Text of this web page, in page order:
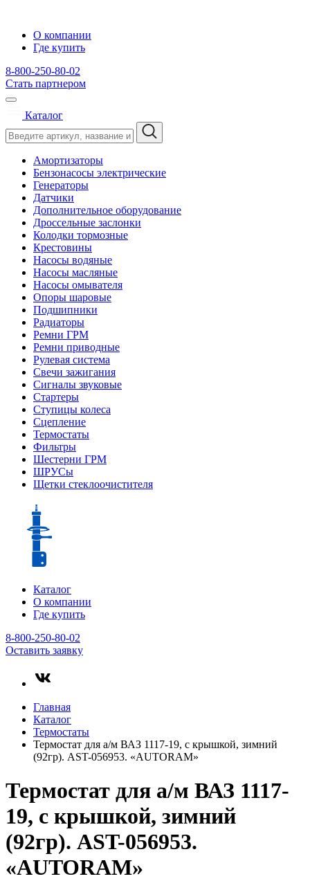
О компании
Где купить
8-800-250-80-02
Стать партнером
Каталог
Амортизаторы
Бензонасосы электрические
Генераторы
Датчики
Дополнительное оборудование
Дроссельные заслонки
Колодки тормозные
Крестовины
Насосы водяные
Насосы масляные
Насосы омывателя
Опоры шаровые
Подшипники
Радиаторы
Ремни ГРМ
Ремни приводные
Рулевая система
Свечи зажигания
Сигналы звуковые
Стартеры
Ступицы колеса
Сцепление
Термостаты
Фильтры
Шестерни ГРМ
ШРУСы
Щетки стеклоочистителя
Каталог
О компании
Где купить
8-800-250-80-02
Оставить заявку
Главная
Каталог
Термостаты
Термостат для а/м ВАЗ 1117-19, с крышкой, зимний
(92гр). AST-056953. «AUTORAM»
Термостат для а/м ВАЗ 1117-
19, с крышкой, зимний
(92гр). AST-056953.
«AUTORAM»